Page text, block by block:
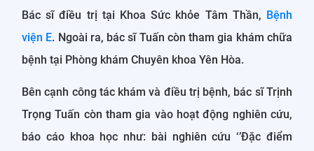
Bác sĩ điều trị tại Khoa Sức khỏe Tâm Thần, Bệnh
viện E. Ngoài ra, bác sĩ Tuấn còn tham gia khám chữa
bệnh tại Phòng khám Chuyên khoa Yên Hòa.
Bên cạnh công tác khám và điều trị bệnh, bác sĩ Trịnh
Trọng Tuấn còn tham gia vào hoạt động nghiên cứu,
báo cáo khoa học như: bài nghiên cứu ‘’Đặc điểm